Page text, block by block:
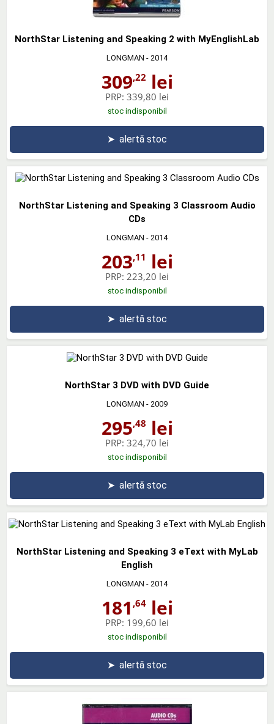
NorthStar Listening and Speaking 2 with MyEnglishLab
LONGMAN - 2014
309,22lei
PRP: 339,80 lei
stoc indisponibil
➤ alertă stoc
NorthStar Listening and Speaking 3 Classroom Audio
CDs
LONGMAN - 2014
203,11 lei
PRP: 223,20 lei
stoc indisponibil
➤ alertă stoc
NorthStar 3 DVD with DVD Guide
LONGMAN - 2009
295,48 lei
PRP: 324,70 lei
stoc indisponibil
➤ alertă stoc
NorthStar Listening and Speaking 3 eText with MyLab
English
LONGMAN - 2014
181 ,64lei
PRP: 199,60 lei
stoc indisponibil
➤ alertă stoc